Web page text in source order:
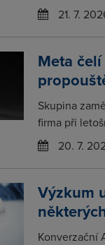
21. 7.
Meta
Skupina
firma při
20. 7.
Výzkum
Konverzační